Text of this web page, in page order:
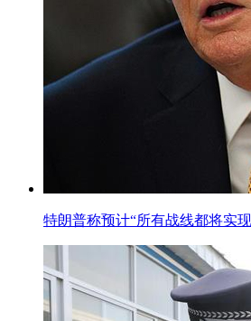
特朗普称预计“所有战线都将实